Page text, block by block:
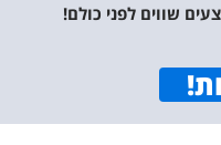
שווים לפני כולם!
!